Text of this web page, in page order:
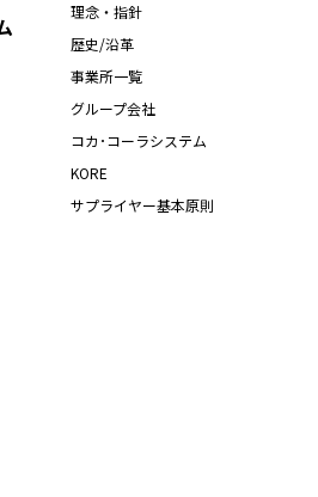
理念・指針
歴史/沿革
事業所一覧
グループ会社
コカ･コーラシステム
KORE
サプライヤー基本原則